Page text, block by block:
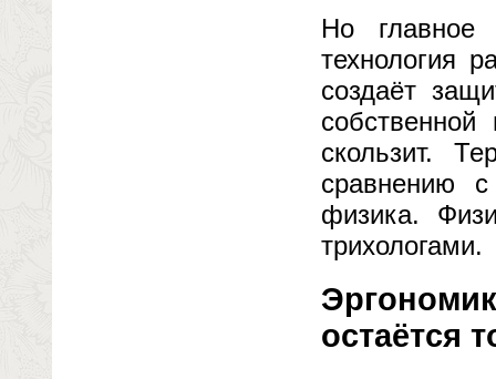
Но главное
технология
создаёт
скользит.
сравнению
физика.
трихологами.
остаётся